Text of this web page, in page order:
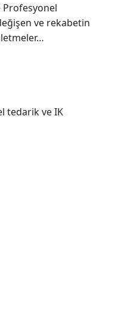
Profesyonel
ve rekabetin
tedarik ve IK